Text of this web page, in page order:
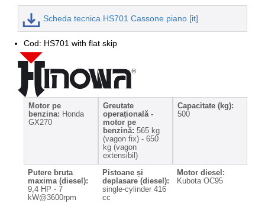
Scheda tecnica HS701 Cassone piano [it]
Cod: HS701 with flat skip
Motor pe
benzina: Honda
GX270
Greutate
operațională -
motor pe
benzină: 565 kg
(vagon fix) - 650
kg (vagon
extensibil)
Capacitate (kg):
500
Putere bruta
maxima (diesel):
9,4 HP - 7
kW@3600rpm
Pistoane și
deplasare (diesel):
single-cylinder 416
cc
Motor diesel:
Kubota OC95